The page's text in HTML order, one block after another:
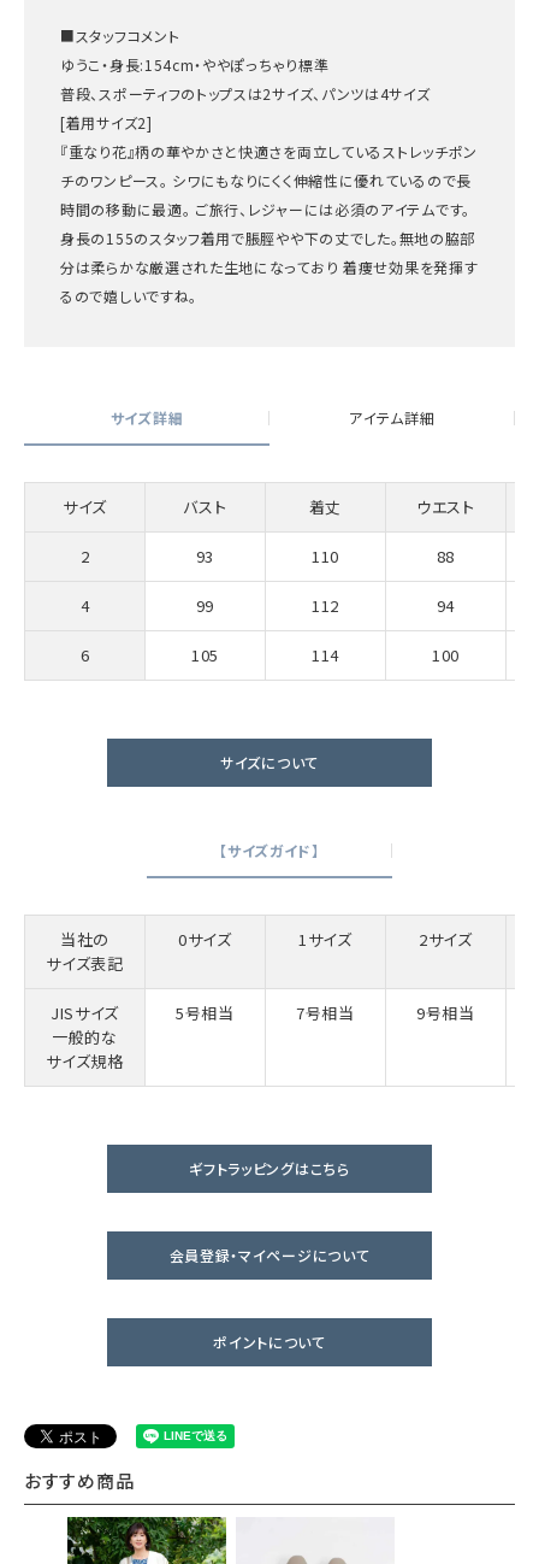
■スタッフコメント
ゆうこ・身長:154cm・ややぽっちゃり標準
普段、スポーティフのトップスは2サイズ、パンツは4サイズ
[着用サイズ2]
『重なり花』柄の華やかさと快適さを両立しているストレッチポン
チのワンピース。 シワにもなりにくく伸縮性に優れているので長
時間の移動に最適。 ご旅行、レジャーには必須のアイテムです。
身長の155のスタッフ着用で脹脛やや下の丈でした。無地の脇部
分は柔らかな厳選された生地になっており 着痩せ効果を発揮す
るので嬉しいですね。
サイズ詳細 アイテム詳細
サイズ バスト 着丈 ウエスト
2 93 110 88
4 99 112 94
6 105 114 100
サイズについて
【サイズガイド】
当社の
サイズ表記
0サイズ 1サイズ 2サイズ
JISサイズ
一般的な
サイズ規格
5号相当 7号相当 9号相当
ギフトラッピングはこちら
会員登録・マイページについて
ポイントについて
おすすめ商品